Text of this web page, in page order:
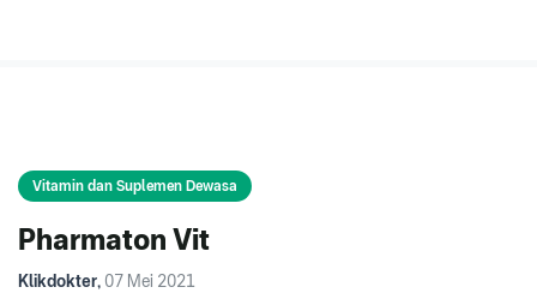
Vitamin dan Suplemen Dewasa
Pharmaton Vit
Klikdokter, 07 Mei 2021